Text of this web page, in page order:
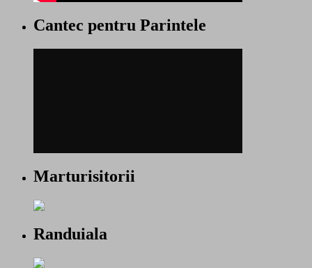
Cantec pentru Parintele
Marturisitorii
Randuiala